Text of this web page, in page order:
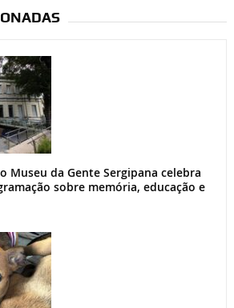
Museu da Gente Sergipana celebra
sobre memória, educação e